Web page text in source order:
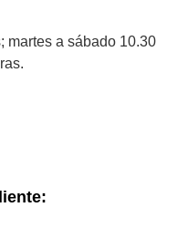
martes a sábado 10.30